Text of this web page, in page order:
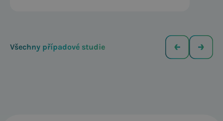
Všechny případové studie